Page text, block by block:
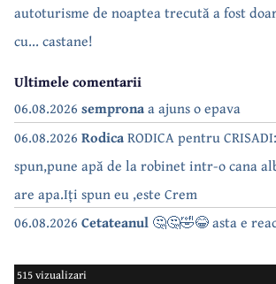
autoturisme de noaptea trecută a fost
cu... castane!
Ultimele comentarii
06.08.2026 sempronaa ajuns o epava
06.08.2026 RodicaRODICA pentru
spun,pune apă de la robinet intr-o cana
are apa.Iți spun eu ,este Crem
06.08.2026 Cetateanul 🤔🤔🤣😂 asta e
515 vizualizari